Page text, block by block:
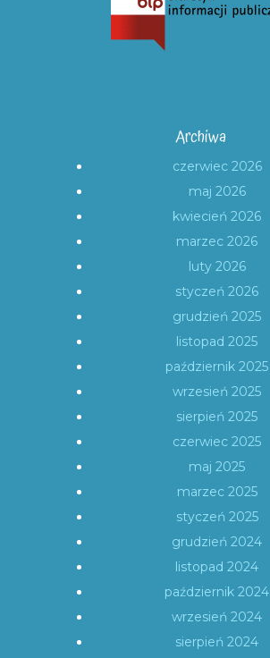
Archiwa
czerwiec 2026
maj 2026
kwiecień 2026
marzec 2026
luty 2026
styczeń 2026
grudzień 2025
listopad 2025
październik 2025
wrzesień 2025
sierpień 2025
czerwiec 2025
maj 2025
marzec 2025
styczeń 2025
grudzień 2024
listopad 2024
październik 2024
wrzesień 2024
sierpień 2024